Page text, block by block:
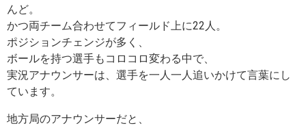
んど。
かつ両チーム合わせてフィールド上に22人。
ポジションチェンジが多く、
ボールを持つ選手もコロコロ変わる中で、
実況アナウンサーは、選手を一人一人追いかけて言葉にし
ています。
地方局のアナウンサーだと、